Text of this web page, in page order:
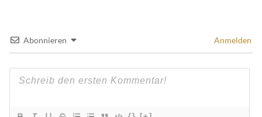
Abonnieren Anmelden